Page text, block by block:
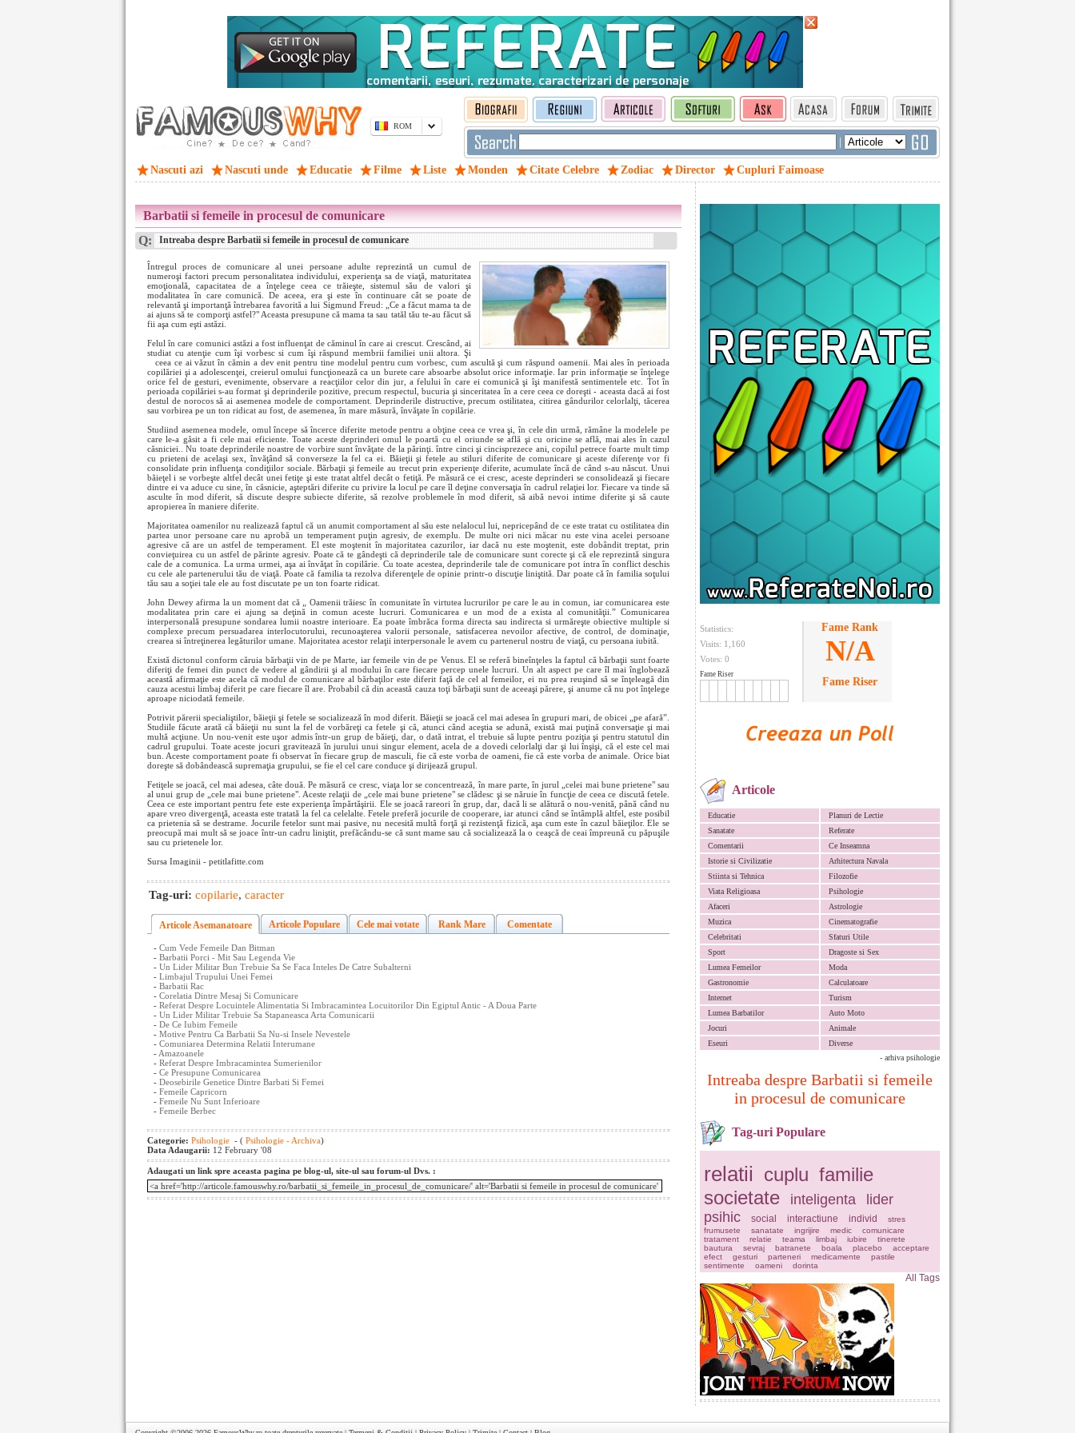
ROM
|
Nascuti azi Nascuti unde Educatie Filme Liste Monden Citate Celebre Zodiac Director Cupluri Faimoase
Statistics:
Visits: 1,160
Votes: 0
Fame Riser
Fame Rank
N/A
Fame Riser
Articole
Educatie
Planuri de Lectie
Sanatate
Referate
Comentarii
Ce Inseamna
Istorie si Civilizatie
Arhitectura Navala
Stiinta si Tehnica
Filozofie
Viata Religioasa
Psihologie
Afaceri
Astrologie
Muzica
Cinematografie
Celebritati
Sfaturi Utile
Sport
Dragoste si Sex
Lumea Femeilor
Moda
Gastronomie
Calculatoare
Internet
Turism
Lumea Barbatilor
Auto Moto
Jocuri
Animale
Eseuri
Diverse
- arhiva psihologie
Intreaba despre Barbatii si femeile
in procesul de comunicare
Tag-uri Populare
relatii cuplu familie
societate
inteligenta
lider
psihic
social interactiune individ
stres
frumusete
sanatate ingrijire medic
comunicare
tratament
relatie teama limbaj iubire
tinerete
bautura
sevraj batranete boala placebo
acceptare
efect
gesturi parteneri medicamente
pastile
sentimente
oameni dorinta
All Tags
Barbatii si femeile in procesul de comunicare
Q: Intreaba despre Barbatii si femeile in procesul de comunicare
Întregul proces de comunicare al unei persoane adulte reprezintă un cumul de
numeroşi factori precum personalitatea individului, experienţa sa de viaţă, maturitatea
emoţională, capacitatea de a înţelege ceea ce trăieşte, sistemul său de valori şi
modalitatea în care comunică. De aceea, era şi este în continuare cât se poate de
relevantă şi importanţă întrebarea favorită a lui Sigmund Freud: „Ce a făcut mama ta de
ai ajuns să te comporţi astfel?" Aceasta presupune că mama ta sau tatăl tău te-au făcut să
fii aşa cum eşti astăzi.
Felul în care comunici astăzi a fost influenţat de căminul în care ai crescut. Crescând, ai
studiat cu atenţie cum îşi vorbesc si cum îşi răspund membrii familiei unii altora. Şi
ceea ce ai văzut în cămin a devenit pentru tine modelul pentru cum vorbesc, cum ascultă şi cum răspund oamenii. Mai ales în perioada
copilăriei şi a adolescenţei, creierul omului funcţionează ca un burete care absoarbe absolut orice informaţie. Iar prin informaţie se înţelege
orice fel de gesturi, evenimente, observare a reacţiilor celor din jur, a felului în care ei comunică şi îşi manifestă sentimentele etc. Tot în
perioada copilăriei s-au format şi deprinderile pozitive, precum respectul, bucuria şi sinceritatea în a cere ceea ce doreşti - aceasta dacă ai fost
destul de norocos să ai asemenea modele de comportament. Deprinderile distructive, precum ostilitatea, citirea gândurilor celorlalţi, tăcerea
sau vorbirea pe un ton ridicat au fost, de asemenea, în mare măsură, învăţate în copilărie.
Studiind asemenea modele, omul începe să încerce diferite metode pentru a obţine ceea ce vrea şi, în cele din urmă, rămâne la modelele pe
care le-a găsit a fi cele mai eficiente. Toate aceste deprinderi omul le poartă cu el oriunde se află şi cu oricine se află, mai ales în cazul
căsniciei.. Nu toate deprinderile noastre de vorbire sunt învăţate de la părinţi. între cinci şi cincisprezece ani, copilul petrece foarte mult timp
cu prieteni de acelaşi sex, învăţând să converseze la fel ca ei. Băieţii şi fetele au stiluri diferite de comunicare şi aceste diferenţe vor fi
consolidate prin influenţa condiţiilor sociale. Bărbaţii şi femeile au trecut prin experienţe diferite, acumulate încă de când s-au născut. Unui
băieţel i se vorbeşte altfel decât unei fetiţe şi este tratat altfel decât o fetiţă. Pe măsură ce ei cresc, aceste deprinderi se consolidează şi fiecare
dintre ei va aduce cu sine, în căsnicie, aşteptări diferite cu privire la locul pe care îl deţine conversaţia în cadrul relaţiei lor. Fiecare va tinde să
asculte în mod diferit, să discute despre subiecte diferite, să rezolve problemele în mod diferit, să aibă nevoi intime diferite şi să caute
apropierea în maniere diferite.
Majoritatea oamenilor nu realizează faptul că un anumit comportament al său este nelalocul lui, nepricepând de ce este tratat cu ostilitatea din
partea unor persoane care nu aprobă un temperament puţin agresiv, de exemplu. De multe ori nici măcar nu este vina acelei persoane
agresive că are un astfel de temperament. El este moştenit în majoritatea cazurilor, iar dacă nu este moştenit, este dobândit treptat, prin
convieţuirea cu un astfel de părinte agresiv. Poate că te gândeşti că deprinderile tale de comunicare sunt corecte şi că ele reprezintă singura
cale de a comunica. La urma urmei, aşa ai învăţat în copilărie. Cu toate acestea, deprinderile tale de comunicare pot intra în conflict deschis
cu cele ale partenerului tău de viaţă. Poate că familia ta rezolva diferenţele de opinie printr-o discuţie liniştită. Dar poate că în familia soţului
tău sau a soţiei tale ele au fost discutate pe un ton foarte ridicat.
John Dewey afirma la un moment dat că „ Oamenii trăiesc în comunitate în virtutea lucrurilor pe care le au in comun, iar comunicarea este
modalitatea prin care ei ajung sa deţină in comun aceste lucruri. Comunicarea e un mod de a exista al comunităţii.” Comunicarea
interpersonală presupune sondarea lumii noastre interioare. Ea poate îmbrăca forma directa sau indirecta si urmăreşte obiective multiple si
complexe precum persuadarea interlocutorului, recunoaşterea valorii personale, satisfacerea nevoilor afective, de control, de dominaţie,
crearea si întreţinerea legăturilor umane. Majoritatea acestor relaţii interpersonale le avem cu partenerul nostru de viaţă, cu persoana iubită.
Există dictonul conform căruia bărbaţii vin de pe Marte, iar femeile vin de pe Venus. El se referă bineînţeles la faptul că bărbaţii sunt foarte
diferiţi de femei din punct de vedere al gândirii şi al modului în care fiecare percep unele lucruri. Un alt aspect pe care îl mai înglobează
această afirmaţie este acela că modul de comunicare al bărbaţilor este diferit faţă de cel al femeilor, ei nu prea reuşind să se înţeleagă din
cauza acestui limbaj diferit pe care fiecare îl are. Probabil că din această cauza toţi bărbaţii sunt de aceeaşi părere, şi anume că nu pot înţelege
aproape niciodată femeile.
Potrivit părerii specialiştilor, băieţii şi fetele se socializează în mod diferit. Băieţii se joacă cel mai adesea în grupuri mari, de obicei „pe afară”.
Studiile făcute arată că băieţii nu sunt la fel de vorbăreţi ca fetele şi că, atunci când aceştia se adună, există mai puţină conversaţie şi mai
multă acţiune. Un nou-venit este uşor admis într-un grup de băieţi, dar, o dată intrat, el trebuie să lupte pentru poziţia şi pentru statutul din
cadrul grupului. Toate aceste jocuri gravitează în jurului unui singur element, acela de a dovedi celorlalţi dar şi lui înşişi, că el este cel mai
bun. Aceste comportament poate fi observat în fiecare grup de masculi, fie că este vorba de oameni, fie că este vorba de animale. Orice biat
doreşte să dobândească supremaţia grupului, se fie el cel care conduce şi dirijează grupul.
Fetiţele se joacă, cel mai adesea, câte două. Pe măsură ce cresc, viaţa lor se concentrează, în mare parte, în jurul „celei mai bune prietene" sau
al unui grup de „cele mai bune prietene". Aceste relaţii de „cele mai bune prietene" se clădesc şi se năruie în funcţie de ceea ce discută fetele.
Ceea ce este important pentru fete este experienţa împărtăşirii. Ele se joacă rareori în grup, dar, dacă li se alătură o nou-venită, până când nu
apare vreo divergenţă, aceasta este tratată la fel ca celelalte. Fetele preferă jocurile de cooperare, iar atunci când se întâmplă altfel, este posibil
ca prietenia să se destrame. Jocurile fetelor sunt mai pasive, nu necesită multă forţă şi rezistenţă fizică, aşa cum este în cazul băieţilor. Ele se
preocupă mai mult să se joace într-un cadru liniştit, prefăcându-se că sunt mame sau că socializează la o ceaşcă de ceai împreună cu păpuşile
sau cu prietenele lor.
Sursa Imaginii - petitlafitte.com
Tag-uri: copilarie, caracter
Articole Asemanatoare Articole Populare Cele mai votate Rank Mare Comentate
- Cum Vede Femeile Dan Bitman
- Barbatii Porci - Mit Sau Legenda Vie
- Un Lider Militar Bun Trebuie Sa Se Faca Inteles De Catre Subalterni
- Limbajul Trupului Unei Femei
- Barbatii Rac
- Corelatia Dintre Mesaj Si Comunicare
- Referat Despre Locuintele Alimentatia Si Imbracamintea Locuitorilor Din Egiptul Antic - A Doua Parte
- Un Lider Militar Trebuie Sa Stapaneasca Arta Comunicarii
- De Ce Iubim Femeile
- Motive Pentru Ca Barbatii Sa Nu-si Insele Nevestele
- Comuniarea Determina Relatii Interumane
- Amazoanele
- Referat Despre Imbracamintea Sumerienilor
- Ce Presupune Comunicarea
- Deosebirile Genetice Dintre Barbati Si Femei
- Femeile Capricorn
- Femeile Nu Sunt Inferioare
- Femeile Berbec
Categorie: Psihologie - ( Psihologie - Archiva)
Data Adaugarii: 12 February '08
Adaugati un link spre aceasta pagina pe blog-ul, site-ul sau forum-ul Dvs. :